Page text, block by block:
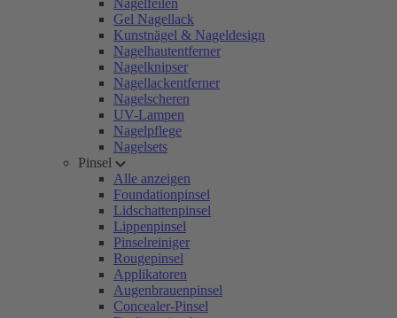
Nagelfeilen
Gel Nagellack
Kunstnägel & Nageldesign
Nagelhautentferner
Nagelknipser
Nagellackentferner
Nagelscheren
UV-Lampen
Nagelpflege
Nagelsets
Pinsel
Alle anzeigen
Foundationpinsel
Lidschattenpinsel
Lippenpinsel
Pinselreiniger
Rougepinsel
Applikatoren
Augenbrauenpinsel
Concealer-Pinsel